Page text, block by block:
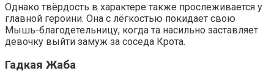
Однако твёрдость в характере также прослеживается у
главной героини. Она с лёгкостью покидает свою
Мышь-благодетельницу, когда та насильно заставляет
девочку выйти замуж за соседа Крота.
Гадкая Жаба